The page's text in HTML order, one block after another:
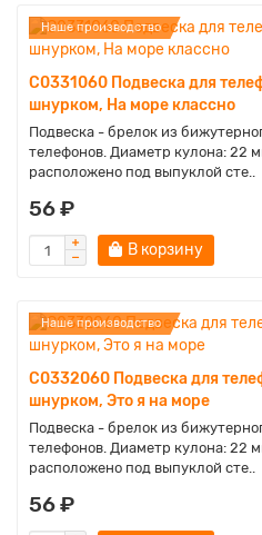
Наше производство
C0331060 Подвеска для
шнурком, На море классно
Подвеска - брелок из
телефонов. Диаметр кулона: 22
расположено под выпуклой сте..
56 ₽
В корзину
Наше производство
C0332060 Подвеска для
шнурком, Это я на море
Подвеска - брелок из
телефонов. Диаметр кулона: 22
расположено под выпуклой сте..
56 ₽